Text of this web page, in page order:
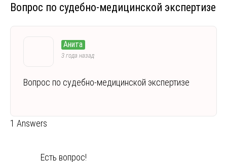
Вопрос по судебно-медицинской экспертизе
Анита
3 года назад
Вопрос по судебно-медицинской экспертизе
1 Answers
Есть вопрос!